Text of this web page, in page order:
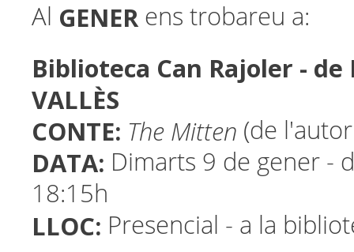
Al GENER ens trobareu a:
Biblioteca Can Rajoler - de
VALLÈS
CONTE: The Mitten (de
DATA: Dimarts 9 de gener -
18:15h
LLOC: Presencial - a la